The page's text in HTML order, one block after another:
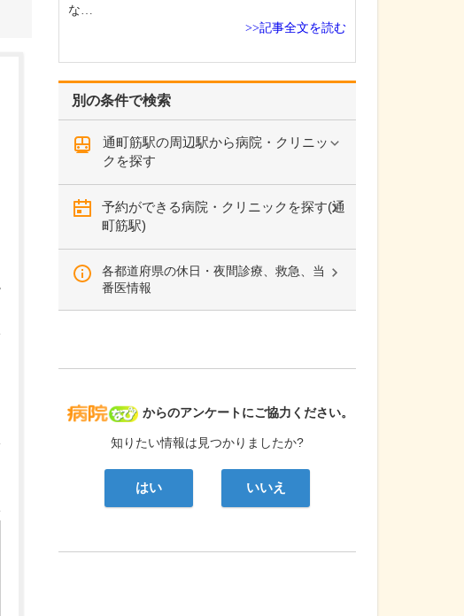
別の条件で検索
通町筋駅の周辺駅から病院・クリニッ
クを探す
予約ができる病院・クリニックを探す(通
町筋駅)
各都道府県の休日・夜間診療、救急、当
番医情報
病院なび
からのアンケートにご協力ください。
知りたい情報は見つかりましたか?
はい いいえ
な…
>>記事全文を読む